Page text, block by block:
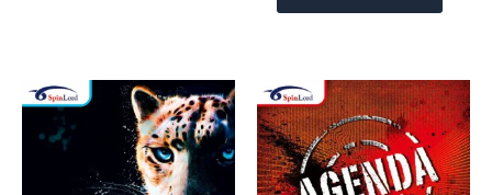
si
môžete
vybrať
si
vybrať